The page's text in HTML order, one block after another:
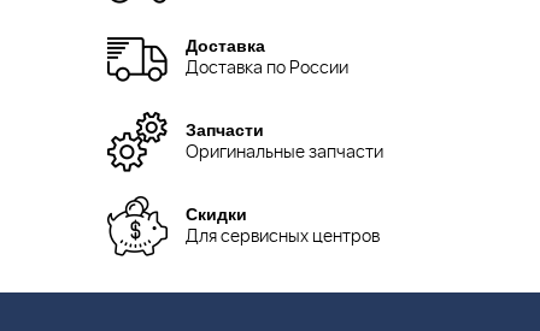
Доставка
Доставка по России
Запчасти
Оригинальные запчасти
Скидки
Для сервисных центров